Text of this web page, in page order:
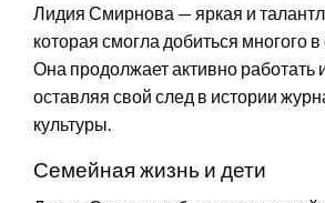
Лидия Смирнова — яркая и
которая смогла добиться многого
Она продолжает активно работать
оставляя свой след в истории
культуры.
Семейная жизнь и дети